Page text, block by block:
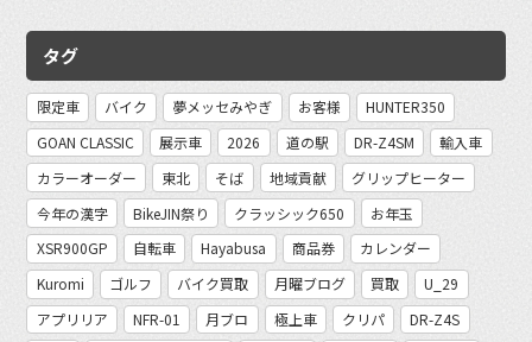
タグ
限定車 バイク 夢メッセみやぎ お客様
HUNTER350
GOAN CLASSIC
展示車 2026 道の駅 DR-Z4SM
輸入車
カラーオーダー
東北 そば 地域貢献
グリップヒーター
今年の漢字
BikeJIN祭り クラッシック650
お年玉
XSR900GP
自転車 Hayabusa 商品券
カレンダー
Kuromi
ゴルフ バイク買取 月曜ブログ 買取
U_29
アプリリア
NFR-01 月ブロ 極上車 クリパ
DR-Z4S